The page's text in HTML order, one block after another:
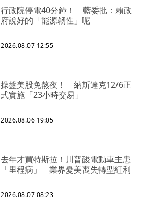
行政院停電40分鐘！ 藍委批：賴政
府說好的「能源韌性」呢
2026.08.07 12:55
操盤美股免熬夜！ 納斯達克12/6正
式實施「23小時交易」
2026.08.06 19:05
去年才買特斯拉！川普酸電動車主患
「里程病」 業界憂美喪失轉型紅利
2026.08.07 08:23